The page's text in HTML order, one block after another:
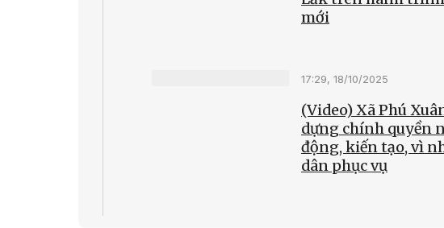
mới
17:29, 18/10/2025
(Video) Xã Phú
dựng chính quyền
động, kiến tạo, vì
dân phục vụ